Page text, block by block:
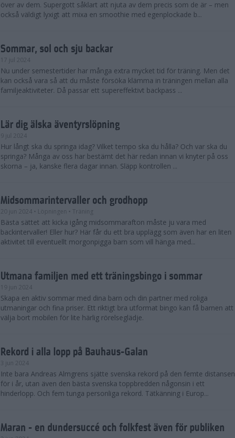
över av dem. Supergott såklart att njuta av dem precis som de är – men
också väldigt lyxigt att mixa en smoothie med egenplockade b...
Sommar, sol och sju backar
17 jul 2024
Nu under semestertider har många extra mycket tid för träning. Men det
kan också vara så att du måste försöka klämma in träningen mellan alla
familjeaktiviteter. Då passar ett supereffektivt backpass ...
Lär dig älska äventyrslöpning
9 jul 2024
Hur långt ska du springa idag? Vilket tempo ska du hålla? Och var ska du
springa? Många av oss har bestämt det här redan innan vi knyter på oss
skorna – ja, kanske flera dagar innan. Släpp kontrollen ...
Midsommarintervaller och grodhopp
20 jun 2024 • Löpningen • Träning
Bästa sättet att kicka igång midsommarafton måste ju vara med
backintervaller! Eller hur? Här får du ett bra upplägg som även har en liten
aktivitet till eventuellt morgonpigga barn som vill hänga med...
Utmana familjen med ett träningsbingo i sommar
19 jun 2024
Skapa en aktiv sommar med dina barn och din partner med roliga
utmaningar och fina priser. Ett riktigt bra utformat bingo kan få barnen att
välja bort mobilen för lite härlig rörelseglädje.
Rekord i alla lopp på Bauhaus-Galan
3 jun 2024
Inte bara Andreas Almgrens sjätte svenska rekord på den femte distansen
för i år, utan även den bästa svenska toppbredden någonsin i ett
hinderlopp. Och fem tunga personliga rekord. Tätkänning i Europ...
Maran - en dundersuccé och folkfest även för publiken